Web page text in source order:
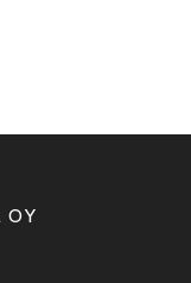
OY